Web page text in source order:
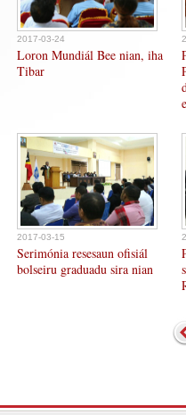
2017-03-24
Loron Mundiál Bee nian, iha
Tibar
2017-03-15
Serimónia resesaun ofisiál
bolseiru graduadu sira nian